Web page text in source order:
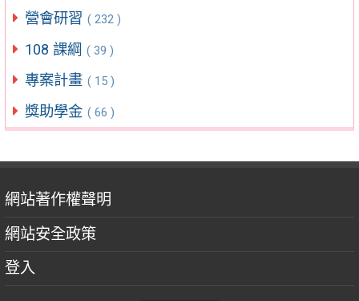
營會研習 ( 232 )
108 課綱 ( 39 )
專案計畫 ( 15 )
獎助學金 ( 66 )
網站著作權聲明
網站安全政策
登入